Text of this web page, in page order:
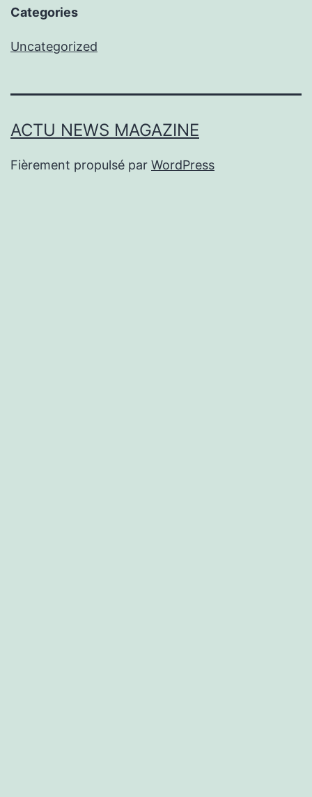
Categories
Uncategorized
ACTU NEWS MAGAZINE
Fièrement propulsé par WordPress